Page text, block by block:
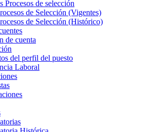
Procesos de selección
de Selección (Vigentes)
de Selección (Histórico)
de cuenta
del perfil del puesto
Laboral